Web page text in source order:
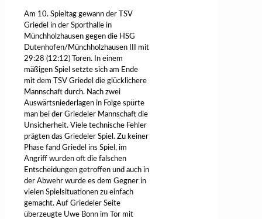
Am 10. Spieltag gewann der TSV
Griedel in der Sporthalle in
Münchholzhausen gegen die HSG
Dutenhofen/Münchholzhausen III mit
29:28 (12:12) Toren. In einem
mäßigen Spiel setzte sich am Ende
mit dem TSV Griedel die glücklichere
Mannschaft durch. Nach zwei
Auswärtsniederlagen in Folge spürte
man bei der Griedeler Mannschaft die
Unsicherheit. Viele technische Fehler
prägten das Griedeler Spiel. Zu keiner
Phase fand Griedel ins Spiel, im
Angriff wurden oft die falschen
Entscheidungen getroffen und auch in
der Abwehr wurde es dem Gegner in
vielen Spielsituationen zu einfach
gemacht. Auf Griedeler Seite
überzeugte Uwe Bonn im Tor mit